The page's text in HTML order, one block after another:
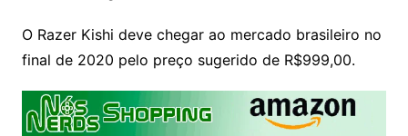
O Razer Kishi deve chegar ao mercado brasileiro no
final de 2020 pelo preço sugerido de R$999,00.